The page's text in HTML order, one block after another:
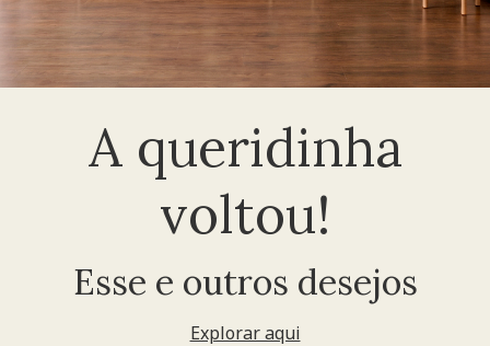
A queridinha
voltou!
Esse e outros desejos
Explorar aqui